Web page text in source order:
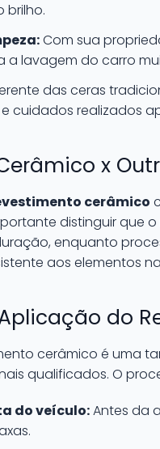
brilho.
Com sua
a lavagem do carro
das ceras
cuidados realizados
x
cerâmico
distinguir que
enquanto
aos elementos
do
cerâmico é uma
qualificados. O
do veículo:Antes da